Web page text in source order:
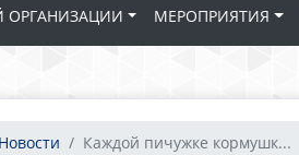
ОРГАНИЗАЦИИ МЕРОПРИЯТИЯ
Новости Каждой пичужке кормушк...